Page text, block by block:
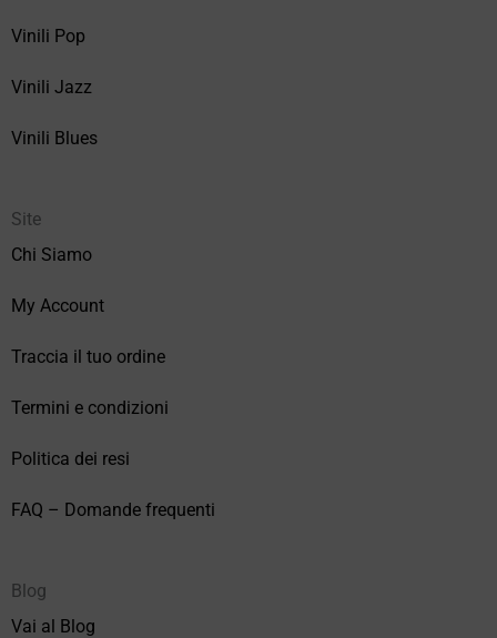
Vinili Pop
Vinili Jazz
Vinili Blues
Site
Chi Siamo
My Account
Traccia il tuo ordine
Termini e condizioni
Politica dei resi
FAQ – Domande frequenti
Blog
Vai al Blog